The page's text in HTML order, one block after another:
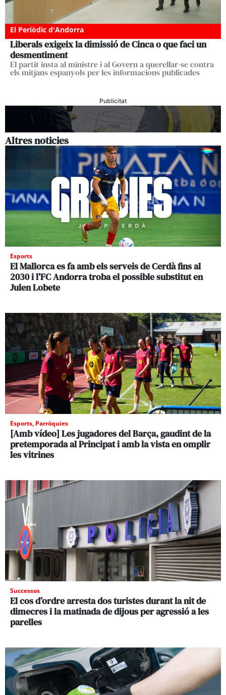
El Periòdic d'Andorra
Liberals exigeix la dimissió de Cinca o que faci un
desmentiment
El partit insta al ministre i al Govern a querellar-se contra
els mitjans espanyols per les informacions publicades
Publicitat
Altres noticies
Esports
El Mallorca es fa amb els serveis de Cerdà fins al
2030 i l’FC Andorra troba el possible substitut en
Julen Lobete
Esports, Parròquies
[Amb vídeo] Les jugadores del Barça, gaudint de la
pretemporada al Principat i amb la vista en omplir
les vitrines
Successos
El cos d’ordre arresta dos turistes durant la nit de
dimecres i la matinada de dijous per agressió a les
parelles